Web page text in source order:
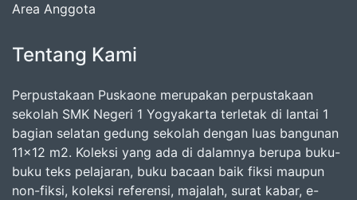
Area Anggota
Tentang Kami
Perpustakaan Puskaone merupakan perpustakaan
sekolah SMK Negeri 1 Yogyakarta terletak di lantai 1
bagian selatan gedung sekolah dengan luas bangunan
11x12 m2. Koleksi yang ada di dalamnya berupa buku-
buku teks pelajaran, buku bacaan baik fiksi maupun
non-fiksi, koleksi referensi, majalah, surat kabar, e-